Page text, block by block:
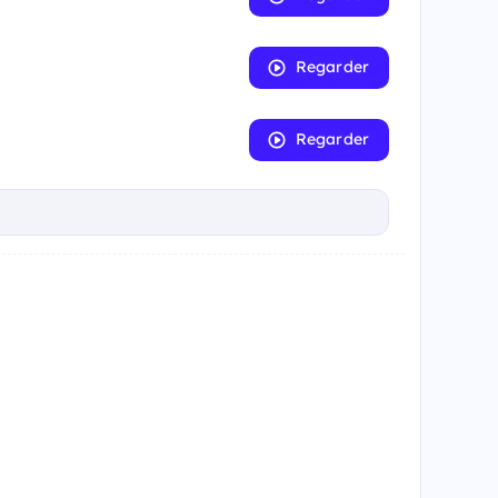
Regarder
Regarder